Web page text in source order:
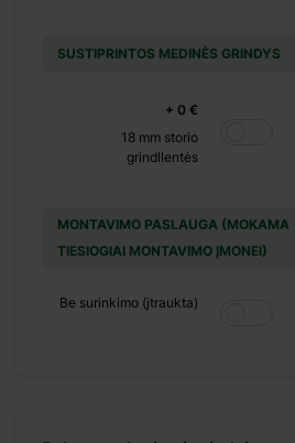
SUSTIPRINTOS MEDINĖS GRINDYS
+ 0 €
18 mm storio
grindllentės
MONTAVIMO PASLAUGA (MOKAMA
TIESIOGIAI MONTAVIMO ĮMONEI)
Be surinkimo (įtraukta)
+ 0 €
449 €